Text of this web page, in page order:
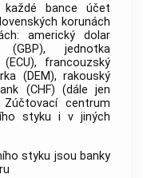
bance účet
korunách
americký dolar
jednotka
francouzský
(DEM), rakouský
(CHF) (dále jen
Zúčtovací centrum
styku i v jiných
styku jsou banky